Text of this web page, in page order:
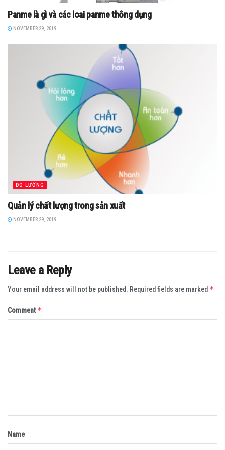
Panme là gì và các loai panme thông dụng
NOVEMBER 29, 2019
ĐO LƯỜNG
Quản lý chất lượng trong sản xuất
NOVEMBER 29, 2019
Leave a Reply
Your email address will not be published. Required fields are marked *
Comment*
Name